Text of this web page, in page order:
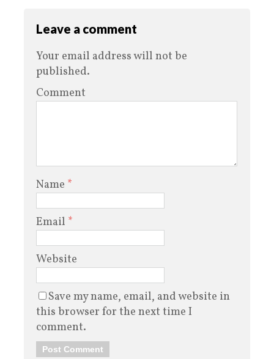
Leave a comment
Your email address will not be
published.
Comment
Name *
Email *
Website
Save my name, email, and website in
this browser for the next time I
comment.